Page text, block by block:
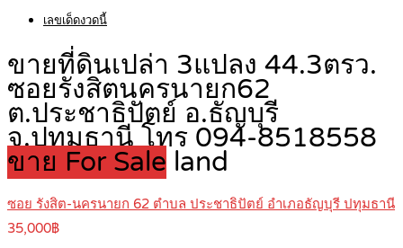
เลขเด็ดงวดนี้
ขายที่ดินเปล่า 3แปลง 44.3ตรว.
ซอยรังสิตนครนายก62
ต.ประชาธิปัตย์ อ.ธัญบุรี
จ.ปทุมธานี โทร 094-8518558
ขาย For Sale land
ซอย รังสิต-นครนายก 62 ตำบล ประชาธิปัตย์ อำเภอธัญบุรี ปทุมธานี
35,000฿